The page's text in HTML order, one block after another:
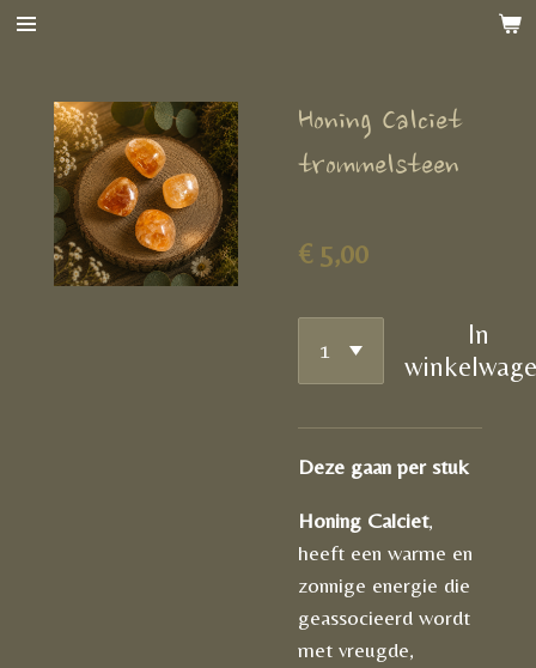
Ga
hoofdinhoud
Honing Calciet
trommelsteen
€ 5,00
In
Deze gaan per stuk
Honing Calciet,
heeft een warme en
zonnige energie die
geassocieerd wordt
met vreugde,